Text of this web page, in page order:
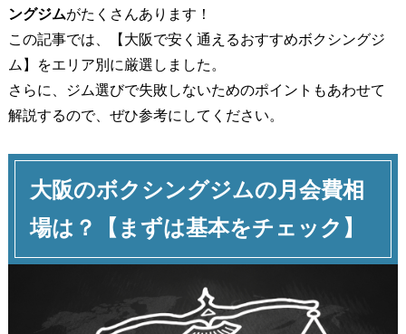
ングジムがたくさんあります！
この記事では、【大阪で安く通えるおすすめボクシングジ
ム】をエリア別に厳選しました。
さらに、ジム選びで失敗しないためのポイントもあわせて
解説するので、ぜひ参考にしてください。
大阪のボクシングジムの月会費相
場は？【まずは基本をチェック】